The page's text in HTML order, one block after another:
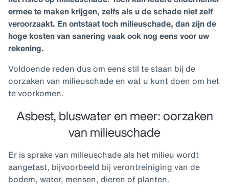
ermee te maken krijgen, zelfs als u de schade niet zelf
veroorzaakt. En ontstaat toch milieuschade, dan zijn de
hoge kosten van sanering vaak ook nog eens voor uw
rekening.
Voldoende reden dus om eens stil te staan bij de
oorzaken van milieuschade en wat u kunt doen om het
te voorkomen.
Asbest, bluswater en meer: oorzaken
van milieuschade
Er is sprake van milieuschade als het milieu wordt
aangetast, bijvoorbeeld bij verontreiniging van de
bodem, water, mensen, dieren of planten.